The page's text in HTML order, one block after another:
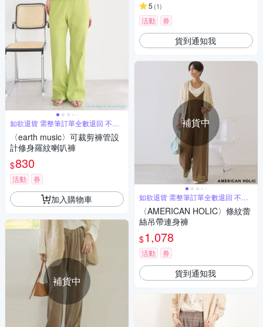
如欲退貨 需整筆訂單全數退回 不能
單退
〈earth music〉可裁剪褲管設
計修身羅紋喇叭褲
$830
活動 券
加入購物車
補貨中
5 (1)
活動 券
貨到通知我
補貨中
如欲退貨 需整筆訂單全數退回 不能
單退
〈AMERICAN HOLIC〉條紋蕾
絲吊帶連身褲
$1,078
活動 券
貨到通知我